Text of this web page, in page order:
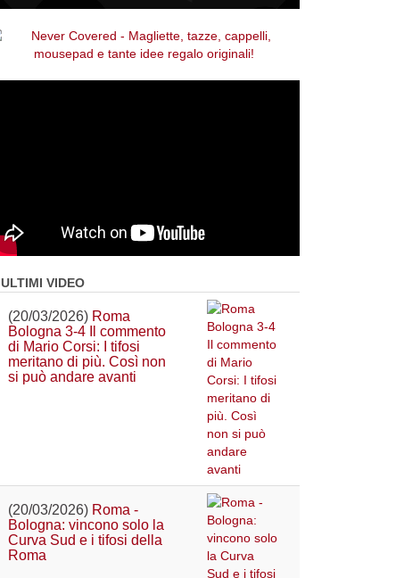
ULTIMI VIDEO
(20/03/2026) Roma
Bologna 3-4 Il commento
di Mario Corsi: I tifosi
meritano di più. Così non
si può andare avanti
(20/03/2026) Roma -
Bologna: vincono solo la
Curva Sud e i tifosi della
Roma